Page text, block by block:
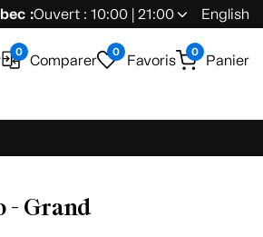
:Ouvert : 10:00 | 21:00 English
0 Comparer 0 Favoris 0 Panier
- Grand